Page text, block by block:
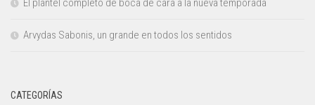
El plantel completo de boca de cara a la nueva temporada
Arvydas Sabonis, un grande en todos los sentidos
CATEGORÍAS